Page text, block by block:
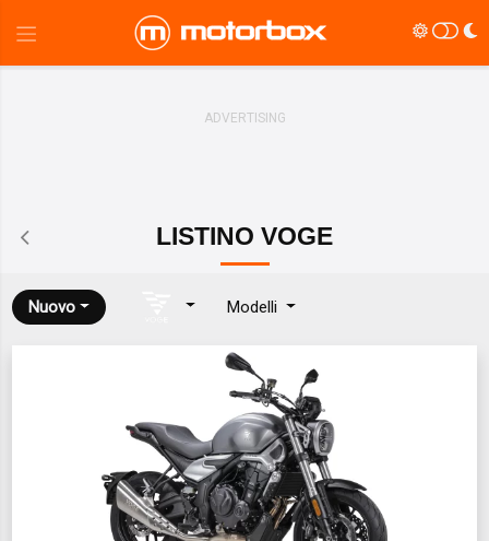
LISTINO VOGE
Nuovo Modelli